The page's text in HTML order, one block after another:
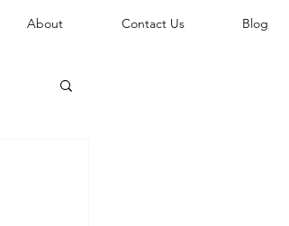
About Contact Us Blog